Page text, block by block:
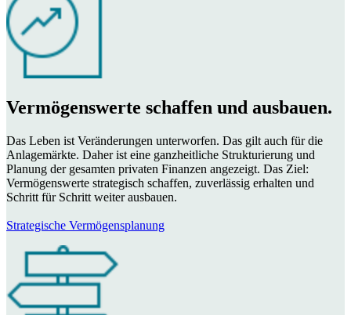
Vermögenswerte schaffen und ausbauen.
Das Leben ist Veränderungen unterworfen. Das gilt auch für die
Anlagemärkte. Daher ist eine ganzheitliche Strukturierung und
Planung der gesamten privaten Finanzen angezeigt. Das Ziel:
Vermögenswerte strategisch schaffen, zuverlässig erhalten und
Schritt für Schritt weiter ausbauen.
Strategische Vermögensplanung